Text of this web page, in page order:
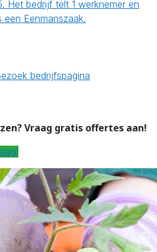
Het bedrijf telt 1 werknemer en
Eenmanszaak.
bedrijfspagina
Vraag gratis offertes aan!